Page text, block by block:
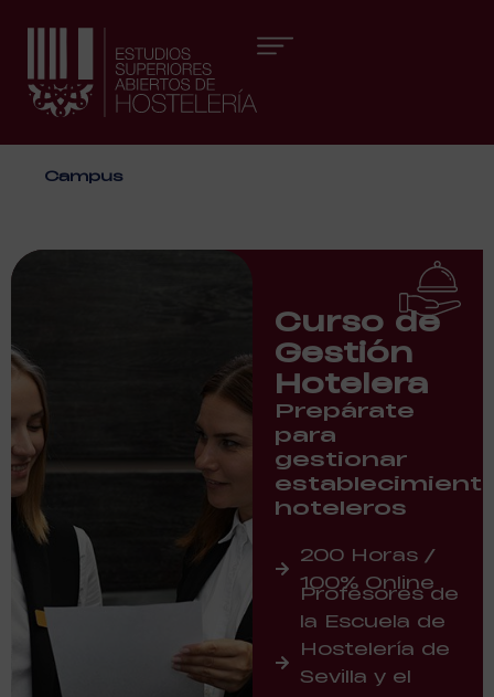
Campus
Curso de
Gestión
Hotelera
Prepárate
para
gestionar
hoteleros
200 Horas /
100% Online
Profesores de
la Escuela de
Hostelería de
Sevilla y el